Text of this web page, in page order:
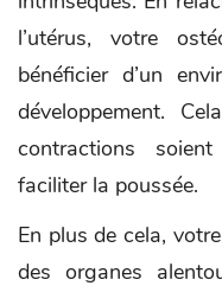
l’utérus, votre
bénéficier d’un
développement.
contractions
faciliter la poussée.
En plus de cela,
des organes